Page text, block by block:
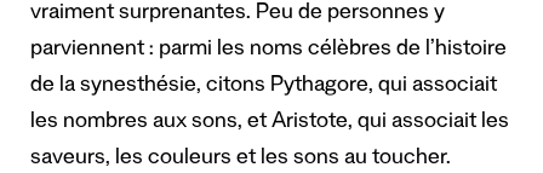
vraiment surprenantes. Peu de personnes y
parviennent : parmi les noms célèbres de l’histoire
de la synesthésie, citons Pythagore, qui associait
les nombres aux sons, et Aristote, qui associait les
saveurs, les couleurs et les sons au toucher.